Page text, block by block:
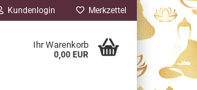
Kundenlogin Merkzettel
Ihr Warenkorb
0,00 EUR